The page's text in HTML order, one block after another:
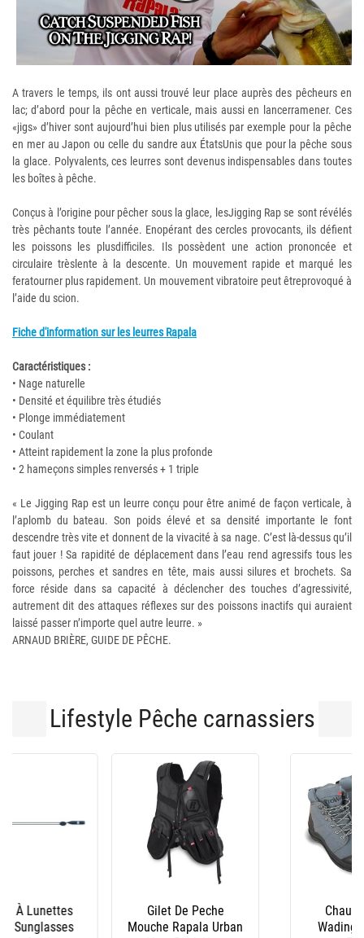
A travers le temps, ils ont aussi trouvé leur place auprès des pêcheurs en
lac; d’abord pour la pêche en verticale, mais aussi en lancerramener. Ces
«jigs» d’hiver sont aujourd’hui bien plus utilisés par exemple pour la pêche
en mer au Japon ou celle du sandre aux ÉtatsUnis que pour la pêche sous
la glace. Polyvalents, ces leurres sont devenus indispensables dans toutes
les boîtes à pêche.
Conçus à l’origine pour pêcher sous la glace, lesJigging Rap se sont révélés
très pêchants toute l’année. Enopérant des cercles provocants, ils défient
les poissons les plusdifficiles. Ils possèdent une action prononcée et
circulaire trèslente à la descente. Un mouvement rapide et marqué les
feratourner plus rapidement. Un mouvement vibratoire peut êtreprovoqué à
l’aide du scion.
Fiche d'information sur les leurres Rapala
Caractéristiques :
• Nage naturelle
• Densité et équilibre très étudiés
• Plonge immédiatement
• Coulant
• Atteint rapidement la zone la plus profonde
• 2 hameçons simples renversés + 1 triple
« Le Jigging Rap est un leurre conçu pour être animé de façon verticale, à
l’aplomb du bateau. Son poids élevé et sa densité importante le font
descendre très vite et donnent de la vivacité à sa nage. C’est là-dessus qu’il
faut jouer ! Sa rapidité de déplacement dans l’eau rend agressifs tous les
poissons, perches et sandres en tête, mais aussi silures et brochets. Sa
force réside dans sa capacité à déclencher des touches d’agressivité,
autrement dit des attaques réflexes sur des poissons inactifs qui auraient
laissé passer n’importe quel autre leurre. »
ARNAUD BRIÈRE, GUIDE DE PÊCHE.
Lifestyle Pêche carnassiers
Gilet De Peche
Mouche Rapala Urban
Wading Rapala X-